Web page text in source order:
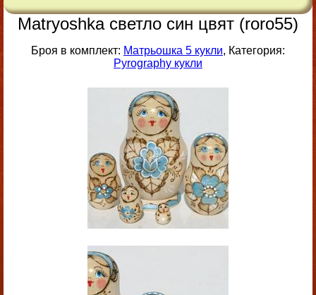
Matryoshka светло син цвят (roro55)
Броя в комплект: Матрьошка 5 кукли, Категория:
Pyrography кукли